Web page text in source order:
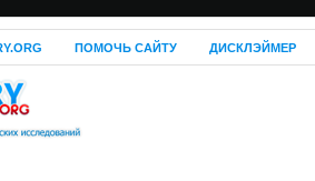
ПОМОЧЬ САЙТУ ДИСКЛЭЙМЕР